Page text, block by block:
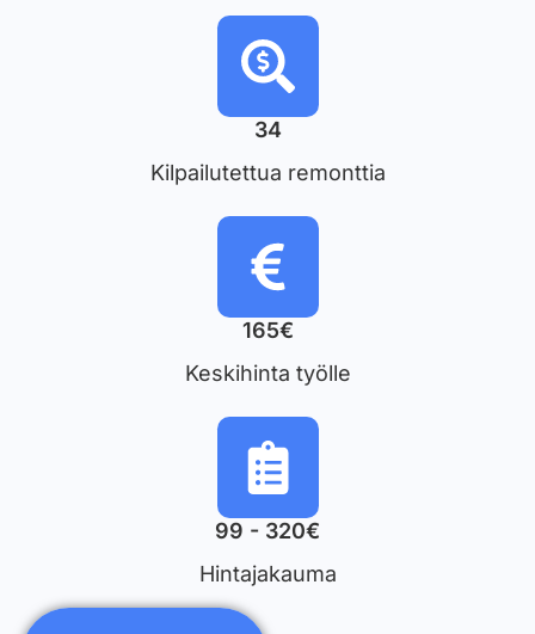
34
Kilpailutettua remonttia
165€
Keskihinta työlle
99 - 320€
Hintajakauma